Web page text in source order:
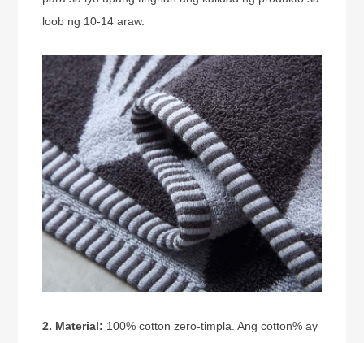
loob ng 10-14 araw.
2. Material: 100% cotton zero-timpla. Ang cotton% ay